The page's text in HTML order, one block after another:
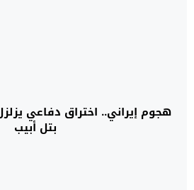
هجوم إيراني.. اختراق دفاعي
بتل أبيب